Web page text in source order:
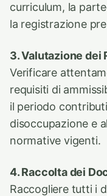
curriculum, la
la registrazione
3. Valutazione dei
Verificare
requisiti di
il periodo
disoccupazione e
normative vigenti.
4. Raccolta dei
Raccogliere tutti i